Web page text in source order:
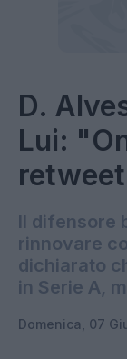
D.
Lui:
Il difensore
rinnovare
dichiarato
in Serie A,
Domenica, 07